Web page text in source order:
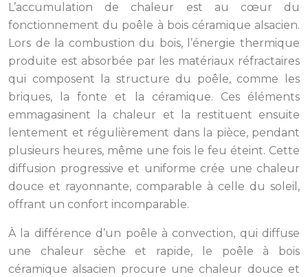
L’accumulation de chaleur est au cœur du
fonctionnement du poêle à bois céramique alsacien.
Lors de la combustion du bois, l’énergie thermique
produite est absorbée par les matériaux réfractaires
qui composent la structure du poêle, comme les
briques, la fonte et la céramique. Ces éléments
emmagasinent la chaleur et la restituent ensuite
lentement et régulièrement dans la pièce, pendant
plusieurs heures, même une fois le feu éteint. Cette
diffusion progressive et uniforme crée une chaleur
douce et rayonnante, comparable à celle du soleil,
offrant un confort incomparable.
À la différence d’un poêle à convection, qui diffuse
une chaleur sèche et rapide, le poêle à bois
céramique alsacien procure une chaleur douce et